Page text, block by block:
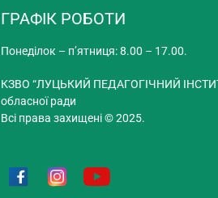
ГРАФІК РОБОТИ
Понеділок – п’ятниця: 8.00 – 17.00.
КЗВО “ЛУЦЬКИЙ ПЕДАГОГІЧНИЙ
обласної ради
Всі права захищені © 2025.